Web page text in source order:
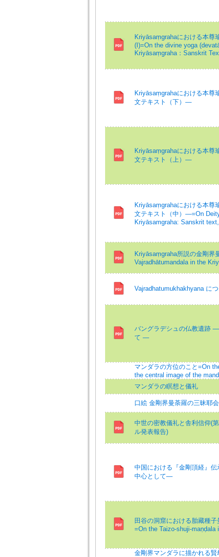
Kriyāsaṃgrahaにおける本尊
(I)=On the divine yoga
Kriyāsaṃgraha：Sanskrit
Kriyāsaṃgrahaにおける本
文テキスト（下）―
Kriyāsaṃgrahaにおける本
文テキスト（上）―
Kriyāsaṃgrahaにおける本
文テキスト（中）―=On
Kriyāsamgraha: Sanskrit
Kriyāsaṃgraha所説の金剛界
Vajradhātumandala in the
Vajradhatumukhakhyana に
バングラデシュの仏教遺跡
て —
マンダラの方位のこと=On
the central image of the
マンダラの瞑想と儀礼
口絵 金剛界曼荼羅の三昧耶
中世の密教儀礼と舎利信仰(
ル発表報告)
中国における『金剛頂経』
中心として―
田谷の洞窟における胎藏種
=On the Taizo-shuji-maṇḍala
金剛界マンダラに描かれる賢